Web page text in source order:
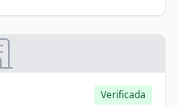
Verificada